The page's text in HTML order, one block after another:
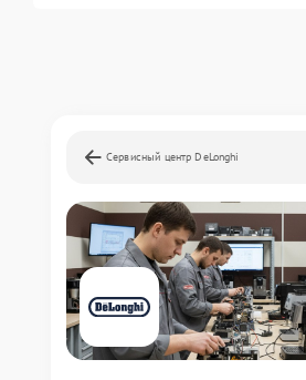
Сервисный центр DeLonghi